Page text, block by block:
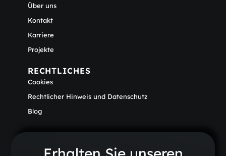
Über uns
Kontakt
Karriere
Projekte
RECHTLICHES
Cookies
Rechtlicher Hinweis und Datenschutz
Blog